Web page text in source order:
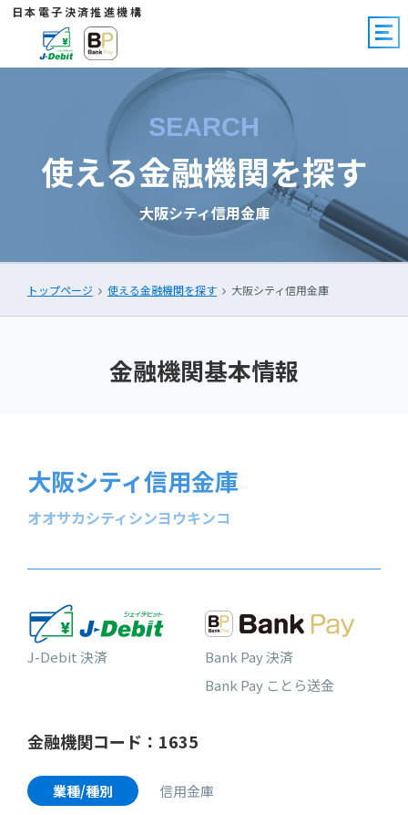
日本電子決済推進機構
SEARCH
使える金融機関を探す
大阪シティ信用金庫
トップページ 使える金融機関を探す 大阪シティ信用金庫
金融機関基本情報
大阪シティ信用金庫
オオサカシティシンヨウキンコ
J-Debit 決済
Bank Pay 決済
Bank Pay ことら送金
金融機関コード：1635
業種/種別 信用金庫